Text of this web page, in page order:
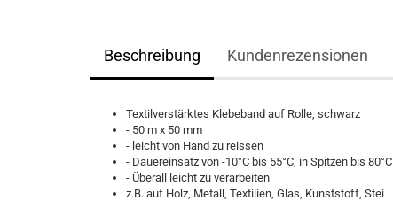
Beschreibung Kundenrezensionen
Textilverstärktes Klebeband auf Rolle, schwarz
- 50 m x 50 mm
- leicht von Hand zu reissen
- Dauereinsatz von -10°C bis 55°C, in Spitzen bis 80°C
- Überall leicht zu verarbeiten
z.B. auf Holz, Metall, Textilien, Glas, Kunststoff, Stei